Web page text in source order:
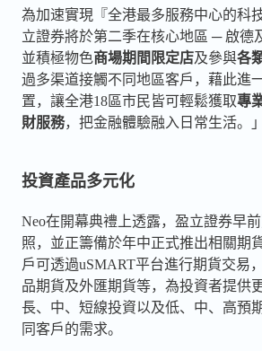
為加速實現『全港最多服務中心的科
立證券將於第二季在核心地區 ─ 啟德
並積極物色商場期間限定店及參與各
過多渠道接觸不同地區客戶，藉此進
置，讓全港18區市民皆可輕鬆獲取專
財服務，把金融體驗融入日常生活。」
投資產品多元化
Neo在開幕典禮上透露，盈立證券早
照，並正籌備於年中正式推出相關期
戶可透過uSMART平台進行期貨交易
品期貨及外匯期貨等，為投資者提供
長、中、短線投資以及低、中、高預
同客戶的需求。